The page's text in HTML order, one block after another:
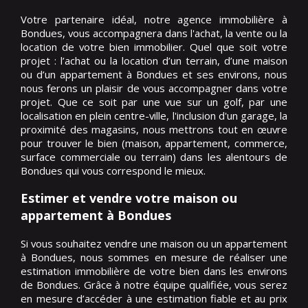
Votre partenaire idéal, notre agence immobilière à
Bondues, vous accompagnera dans l'achat, la vente ou la
location de votre bien immobilier. Quel que soit votre
projet : l’achat ou la location d’un terrain, d’une maison
ou d’un appartement à Bondues et ses environs, nous
nous ferons un plaisir de vous accompagner dans votre
projet. Que ce soit par une vue sur un golf, par une
localisation en plein centre-ville, l'inclusion d'un garage, la
proximité des magasins, nous mettrons tout en œuvre
pour trouver le bien (maison, appartement, commerce,
surface commerciale ou terrain) dans les alentours de
Bondues qui vous correspond le mieux.
Estimer et vendre votre maison ou
appartement à Bondues
Si vous souhaitez vendre une maison ou un appartement
à Bondues, nous sommes en mesure de réaliser une
estimation immobilière de votre bien dans les environs
de Bondues. Grâce à notre équipe qualifiée, vous serez
en mesure d’accéder à une estimation fiable et au prix